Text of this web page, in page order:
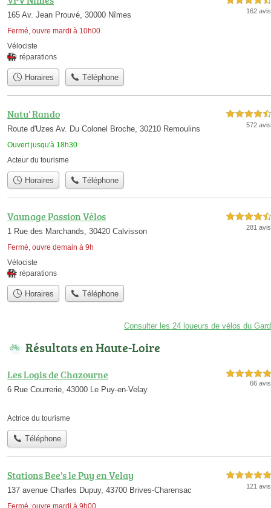
165 Av. Jean Prouvé, 30000 Nîmes
Fermé, ouvre mardi à 10h00
162 avis
Vélociste
réparations
Horaires Téléphone
Natu' Rando
Route d'Uzes Av. Du Colonel Broche, 30210 Remoulins
Ouvert jusqu'à 18h30
4,5 étoiles sur 5
572 avis
Acteur du tourisme
Horaires Téléphone
Vaunage Passion Vélos
1 Rue des Marchands, 30420 Calvisson
Fermé, ouvre demain à 9h
4,5 étoiles sur 5
281 avis
Vélociste
réparations
Horaires Téléphone
Consulter les 24 loueurs de vélos du Gard
Résultats en Haute-Loire
Les Logis de Chazourne
6 Rue Courrerie, 43000 Le Puy-en-Velay
5,0 étoiles sur 5
66 avis
Actrice du tourisme
Téléphone
Stations Bee's le Puy en Velay
137 avenue Charles Dupuy, 43700 Brives-Charensac
Fermé, ouvre mardi à 9h00
5,0 étoiles sur 5
121 avis